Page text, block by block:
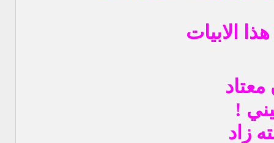
الابيات
!
زاد